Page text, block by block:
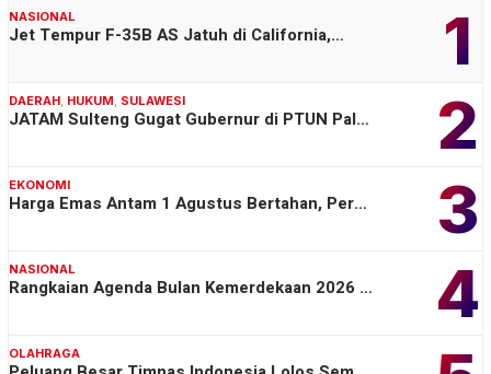
1
NASIONAL
Jet Tempur F-35B AS Jatuh di California,…
2
DAERAH, HUKUM, SULAWESI
JATAM Sulteng Gugat Gubernur di PTUN Pal…
3
EKONOMI
Harga Emas Antam 1 Agustus Bertahan, Per…
4
NASIONAL
Rangkaian Agenda Bulan Kemerdekaan 2026 …
OLAHRAGA